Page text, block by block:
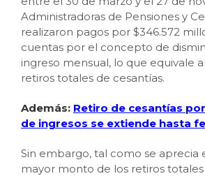
Administradoras de Pensiones y
realizaron pagos por $346.572
cuentas por el concepto de
ingreso mensual, lo que equivale
retiros totales de cesantías.
Además: Retiro de cesantías
de ingresos se extiende hasta
Sin embargo, tal como se aprecia
mayor monto de los retiros totales